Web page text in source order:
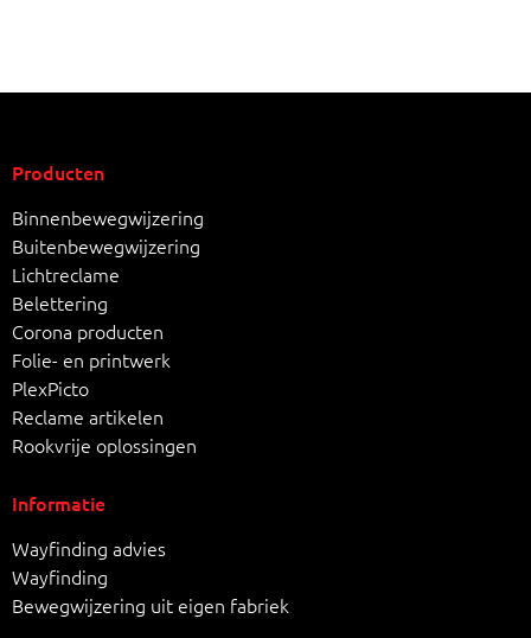
Producten
Binnenbewegwijzering
Buitenbewegwijzering
Lichtreclame
Belettering
Corona producten
Folie- en printwerk
PlexPicto
Reclame artikelen
Rookvrije oplossingen
Informatie
Wayfinding advies
Wayfinding
Bewegwijzering uit eigen fabriek